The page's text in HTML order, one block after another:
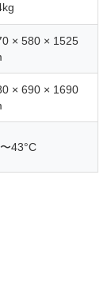
× 580 × 1525
× 690 × 1690
43°C